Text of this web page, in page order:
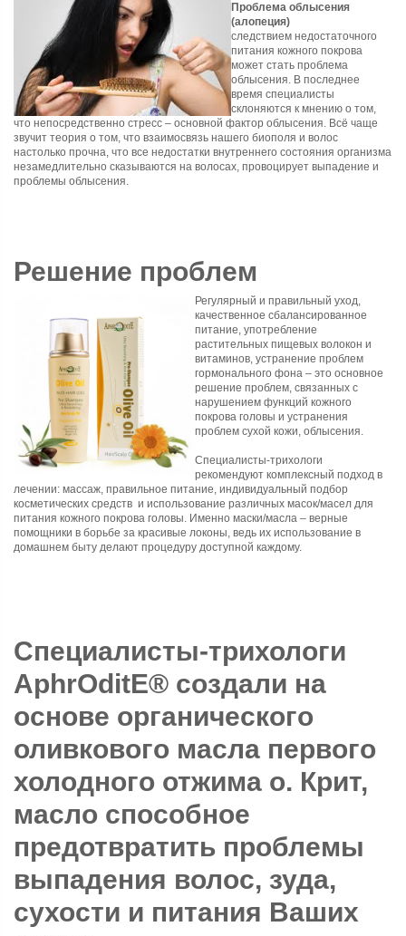
Проблема облысения
(алопеция)
следствием недостаточного
питания кожного покрова
может стать проблема
облысения. В последнее
время специалисты
склоняются к мнению о том,
что непосредственно стресс – основной фактор облысения. Всё чаще
звучит теория о том, что взаимосвязь нашего биополя и волос
настолько прочна, что все недостатки внутреннего состояния организма
незамедлительно сказываются на волосах, провоцирует выпадение и
проблемы облысения.
Решение проблем
Регулярный и правильный уход,
качественное сбалансированное
питание, употребление
растительных пищевых волокон и
витаминов, устранение проблем
гормонального фона – это основное
решение проблем, связанных с
нарушением функций кожного
покрова головы и устранения
проблем сухой кожи, облысения.
Специалисты-трихологи
рекомендуют комплексный подход в
лечении: массаж, правильное питание, индивидуальный подбор
косметических средств и использование различных масок/масел для
питания кожного покрова головы. Именно маски/масла – верные
помощники в борьбе за красивые локоны, ведь их использование в
домашнем быту делают процедуру доступной каждому.
Специалисты-трихологи
AphrOditE® создали на
основе органического
оливкового масла первого
холодного отжима о. Крит,
масло способное
предотвратить проблемы
выпадения волос, зуда,
сухости и питания Ваших